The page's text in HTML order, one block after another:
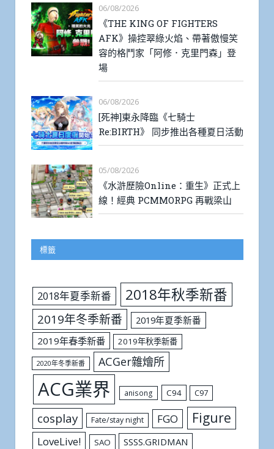
06/08/2026
《THE KING OF FIGHTERS
AFK》操控翠綠火焰、帶著傲慢笑
容的格鬥家「阿修．克里門森」登
場
06/08/2026
[死神]東永降臨《七騎士
Re:BIRTH》 同步推出各種夏日活動
05/08/2026
《水滸歷險Online：重生》正式上
線！經典 PCMMORPG 再戰梁山
標籤
2018年夏季新番 2018年秋季新番
2019年冬季新番
2019年夏季新番
2019年春季新番
2019年秋季新番
2020年冬季新番 ACGer雜燴所
ACG業界 anisong C94 C97
cosplay Fate/stay night FGO Figure
LoveLive! SAO SSSS.GRIDMAN